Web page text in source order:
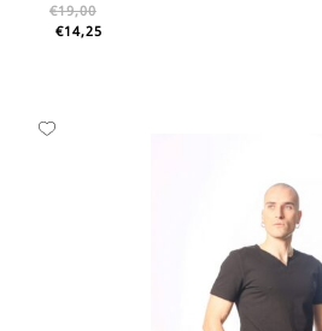
€19,00
€14,25